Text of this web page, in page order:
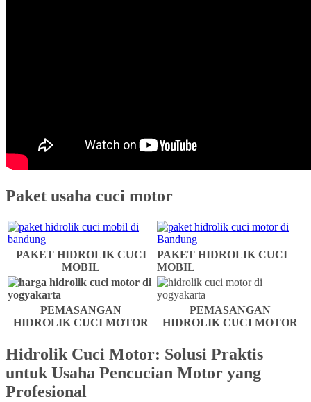
Paket usaha cuci motor
PAKET HIDROLIK CUCI
MOBIL
PAKET HIDROLIK CUCI
MOBIL
PEMASANGAN
HIDROLIK CUCI MOTOR
PEMASANGAN
HIDROLIK CUCI MOTOR
Hidrolik Cuci Motor: Solusi Praktis
untuk Usaha Pencucian Motor yang
Profesional